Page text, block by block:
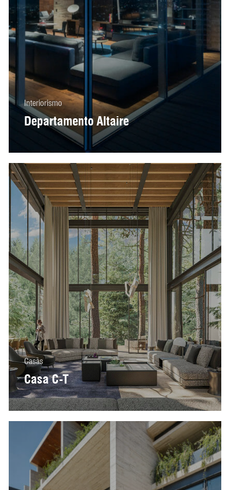
Interiorismo
Departamento Altaire
Casas
Casa C-T